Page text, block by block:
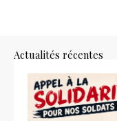
Actualités récentes